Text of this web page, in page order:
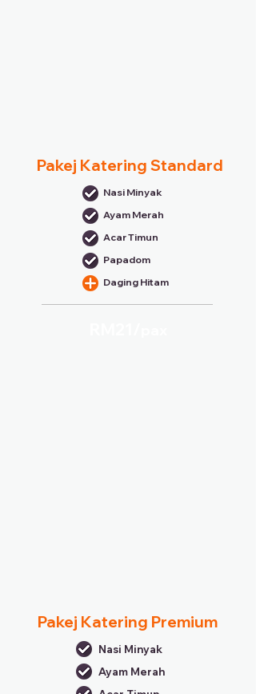
Pakej Katering Standard
Nasi Minyak
Ayam Merah
Acar Timun
Papadom
Daging Hitam
Pakej Katering Premium
Nasi Minyak
Ayam Merah